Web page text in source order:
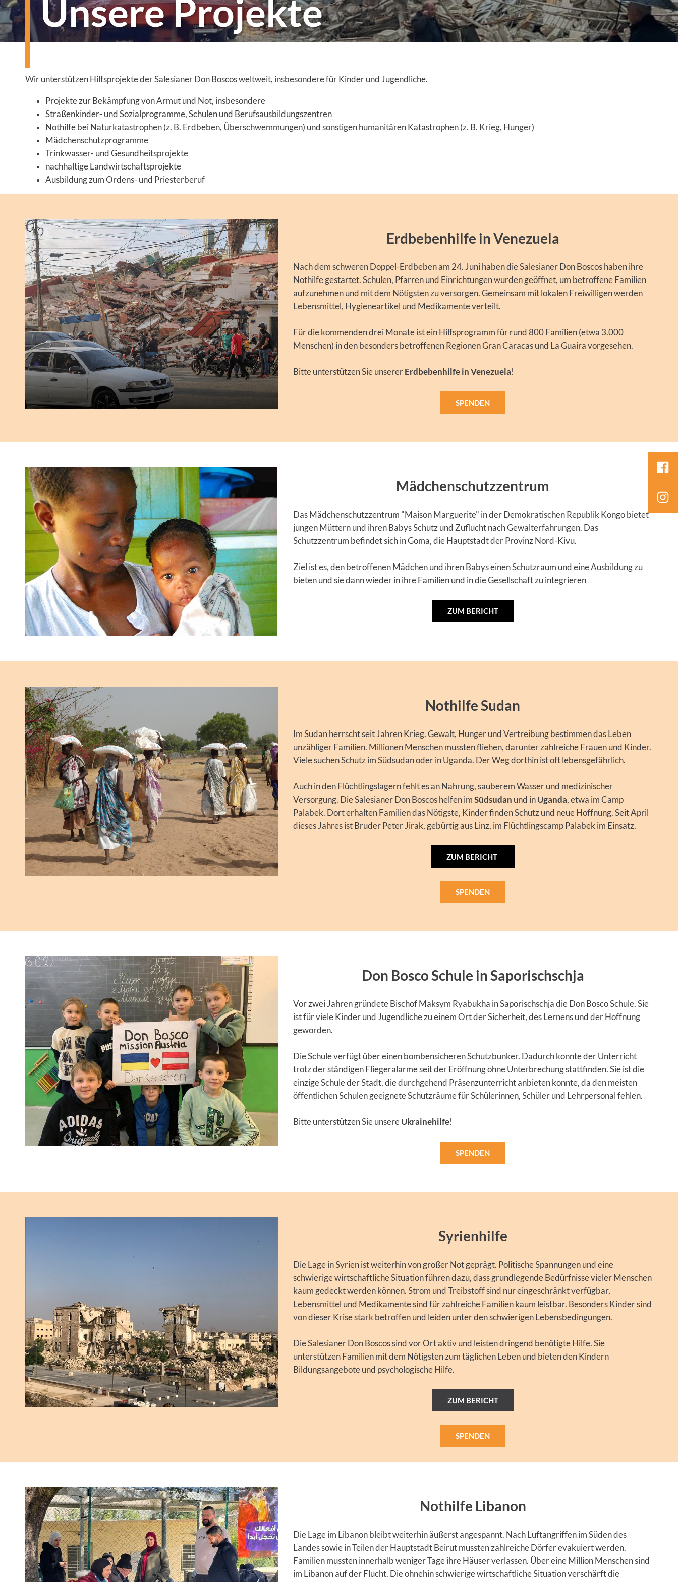
Unsere Projekte
Wir unterstützen Hilfsprojekte der Salesianer Don Boscos weltweit, insbesondere für Kinder und Jugendliche.
Projekte zur Bekämpfung von Armut und Not, insbesondere
Straßenkinder- und Sozialprogramme, Schulen und Berufsausbildungszentren
Nothilfe bei Naturkatastrophen (z. B. Erdbeben, Überschwemmungen) und sonstigen humanitären Katastrophen (z. B. Krieg, Hunger)
Mädchenschutzprogramme
Trinkwasser- und Gesundheitsprojekte
nachhaltige Landwirtschaftsprojekte
Ausbildung zum Ordens- und Priesterberuf
Erdbebenhilfe in Venezuela
Nach dem schweren Doppel-Erdbeben am 24. Juni haben die Salesianer Don Boscos haben ihre
Nothilfe gestartet. Schulen, Pfarren und Einrichtungen wurden geöffnet, um betroffene Familien
aufzunehmen und mit dem Nötigsten zu versorgen. Gemeinsam mit lokalen Freiwilligen werden
Lebensmittel, Hygieneartikel und Medikamente verteilt.
Für die kommenden drei Monate ist ein Hilfsprogramm für rund 800 Familien (etwa 3.000
Menschen) in den besonders betroffenen Regionen Gran Caracas und La Guaira vorgesehen.
Bitte unterstützen Sie unserer Erdbebenhilfe in Venezuela!
SPENDEN
Mädchenschutzzentrum
Das Mädchenschutzzentrum "Maison Marguerite" in der Demokratischen Republik Kongo bietet
jungen Müttern und ihren Babys Schutz und Zuflucht nach Gewalterfahrungen. Das
Schutzzentrum befindet sich in Goma, die Hauptstadt der Provinz Nord-Kivu.
Ziel ist es, den betroffenen Mädchen und ihren Babys einen Schutzraum und eine Ausbildung zu
bieten und sie dann wieder in ihre Familien und in die Gesellschaft zu integrieren
ZUM BERICHT
Nothilfe Sudan
Im Sudan herrscht seit Jahren Krieg. Gewalt, Hunger und Vertreibung bestimmen das Leben
unzähliger Familien. Millionen Menschen mussten fliehen, darunter zahlreiche Frauen und Kinder.
Viele suchen Schutz im Südsudan oder in Uganda. Der Weg dorthin ist oft lebensgefährlich.
Auch in den Flüchtlingslagern fehlt es an Nahrung, sauberem Wasser und medizinischer
Versorgung. Die Salesianer Don Boscos helfen im Südsudan und in Uganda, etwa im Camp
Palabek. Dort erhalten Familien das Nötigste, Kinder finden Schutz und neue Hoffnung. Seit April
dieses Jahres ist Bruder Peter Jirak, gebürtig aus Linz, im Flüchtlingscamp Palabek im Einsatz.
ZUM BERICHT
SPENDEN
Don Bosco Schule in Saporischschja
Vor zwei Jahren gründete Bischof Maksym Ryabukha in Saporischschja die Don Bosco Schule. Sie
ist für viele Kinder und Jugendliche zu einem Ort der Sicherheit, des Lernens und der Hoffnung
geworden.
Die Schule verfügt über einen bombensicheren Schutzbunker. Dadurch konnte der Unterricht
trotz der ständigen Fliegeralarme seit der Eröffnung ohne Unterbrechung stattfinden. Sie ist die
einzige Schule der Stadt, die durchgehend Präsenzunterricht anbieten konnte, da den meisten
öffentlichen Schulen geeignete Schutzräume für Schülerinnen, Schüler und Lehrpersonal fehlen.
Bitte unterstützen Sie unsere Ukrainehilfe!
SPENDEN
Syrienhilfe
Die Lage in Syrien ist weiterhin von großer Not geprägt. Politische Spannungen und eine
schwierige wirtschaftliche Situation führen dazu, dass grundlegende Bedürfnisse vieler Menschen
kaum gedeckt werden können. Strom und Treibstoff sind nur eingeschränkt verfügbar,
Lebensmittel und Medikamente sind für zahlreiche Familien kaum leistbar. Besonders Kinder sind
von dieser Krise stark betroffen und leiden unter den schwierigen Lebensbedingungen.
Die Salesianer Don Boscos sind vor Ort aktiv und leisten dringend benötigte Hilfe. Sie
unterstützen Familien mit dem Nötigsten zum täglichen Leben und bieten den Kindern
Bildungsangebote und psychologische Hilfe.
ZUM BERICHT
SPENDEN
Nothilfe Libanon
Die Lage im Libanon bleibt weiterhin äußerst angespannt. Nach Luftangriffen im Süden des
Landes sowie in Teilen der Hauptstadt Beirut mussten zahlreiche Dörfer evakuiert werden.
Familien mussten innerhalb weniger Tage ihre Häuser verlassen. Über eine Million Menschen sind
im Libanon auf der Flucht. Die ohnehin schwierige wirtschaftliche Situation verschärft die